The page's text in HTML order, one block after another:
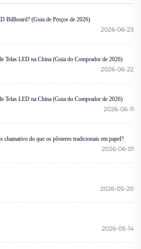
Billboard? (Guia de Preços de 2026)
2026-06-23
Telas LED na China (Guia do Comprador de 2026)
2026-06-22
Telas LED na China (Guia do Comprador de 2026)
2026-06-11
chamativo do que os pôsteres tradicionais em papel?
2026-06-01
2026-05-20
2026-05-14